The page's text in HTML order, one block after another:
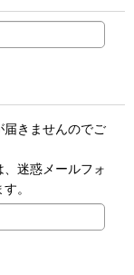
届きませんのでご
迷惑メールフォ
。